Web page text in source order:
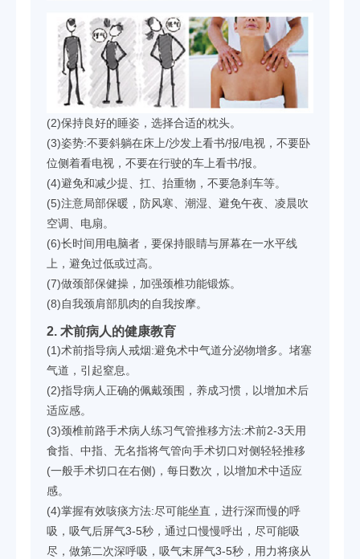
(2)保持良好的睡姿，选择合适的枕头。
(3)姿势:不要斜躺在床上/沙发上看书/报/电视，不要卧
位侧着看电视，不要在行驶的车上看书/报。
(4)避免和减少提、扛、抬重物，不要急刹车等。
(5)注意局部保暖，防风寒、潮湿、避免午夜、凌晨吹
空调、电扇。
(6)长时间用电脑者，要保持眼睛与屏幕在一水平线
上，避免过低或过高。
(7)做颈部保健操，加强颈椎功能锻炼。
(8)自我颈肩部肌肉的自我按摩。
2. 术前病人的健康教育
(1)术前指导病人戒烟:避免术中气道分泌物增多。堵塞
气道，引起窒息。
(2)指导病人正确的佩戴颈围，养成习惯，以增加术后
适应感。
(3)颈椎前路手术病人练习气管推移方法:术前2-3天用
食指、中指、无名指将气管向手术切口对侧轻轻推移
(一般手术切口在右侧)，每日数次，以增加术中适应
感。
(4)掌握有效咳痰方法:尽可能坐直，进行深而慢的呼
吸，吸气后屏气3-5秒，通过口慢慢呼出，尽可能吸
尽，做第二次深呼吸，吸气末屏气3-5秒，用力将痰从